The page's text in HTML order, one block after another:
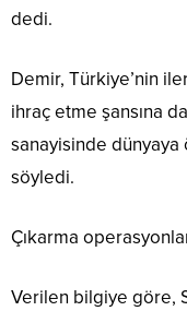
dedi.
Demir, Türkiye’nin
ihraç etme şansına
sanayisinde
söyledi.
Çıkarma
Verilen bilgiye göre,